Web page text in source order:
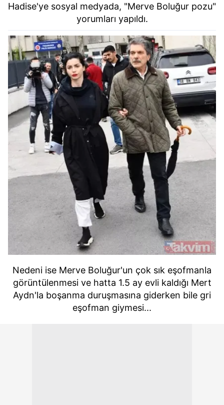
Hadise'ye sosyal medyada, "Merve Boluğur pozu"
yorumları yapıldı.
Nedeni ise Merve Boluğur'un çok sık eşofmanla
görüntülenmesi ve hatta 1.5 ay evli kaldığı Mert
Aydn'la boşanma duruşmasına giderken bile gri
eşofman giymesi...